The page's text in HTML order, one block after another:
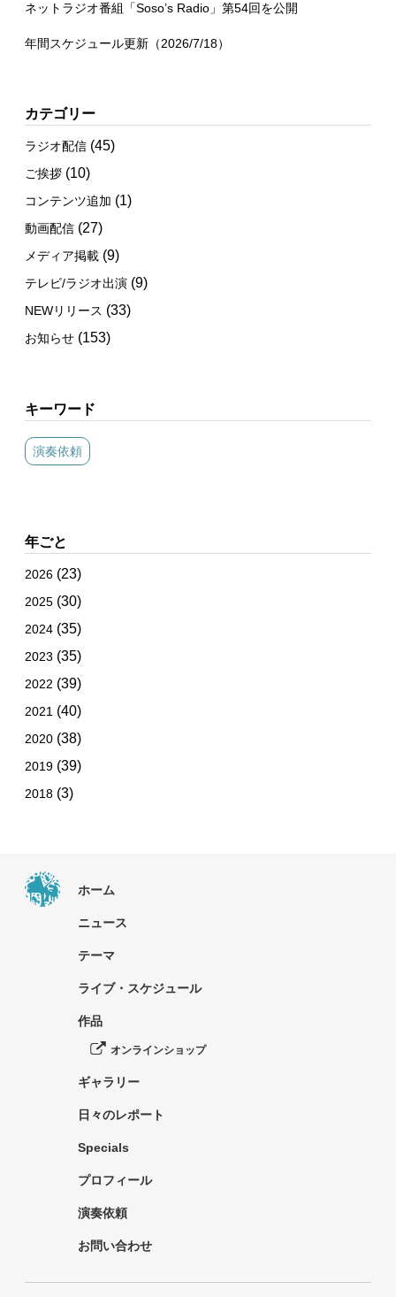
ネットラジオ番組「Soso’s Radio」第54回を公開
年間スケジュール更新（2026/7/18）
カテゴリー
ラジオ配信 (45)
ご挨拶 (10)
コンテンツ追加 (1)
動画配信 (27)
メディア掲載 (9)
テレビ/ラジオ出演 (9)
NEWリリース (33)
お知らせ (153)
キーワード
演奏依頼
年ごと
2026 (23)
2025 (30)
2024 (35)
2023 (35)
2022 (39)
2021 (40)
2020 (38)
2019 (39)
2018 (3)
ホーム
ニュース
テーマ
ライブ・スケジュール
作品
オンラインショップ
ギャラリー
日々のレポート
Specials
プロフィール
演奏依頼
お問い合わせ